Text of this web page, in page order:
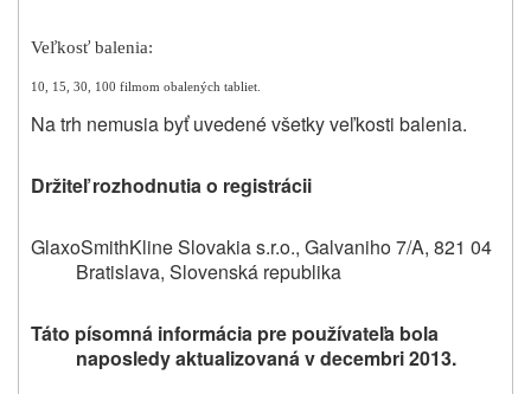
Veľkosť balenia:
10, 15, 30, 100 filmom obalených tabliet.
Na trh nemusia byť uvedené všetky veľkosti balenia.
Držiteľ rozhodnutia o registrácii
GlaxoSmithKline Slovakia s.r.o., Galvaniho 7/A, 821 04
Bratislava, Slovenská republika
Táto písomná informácia pre používateľa bola
naposledy aktualizovaná v decembri 2013.